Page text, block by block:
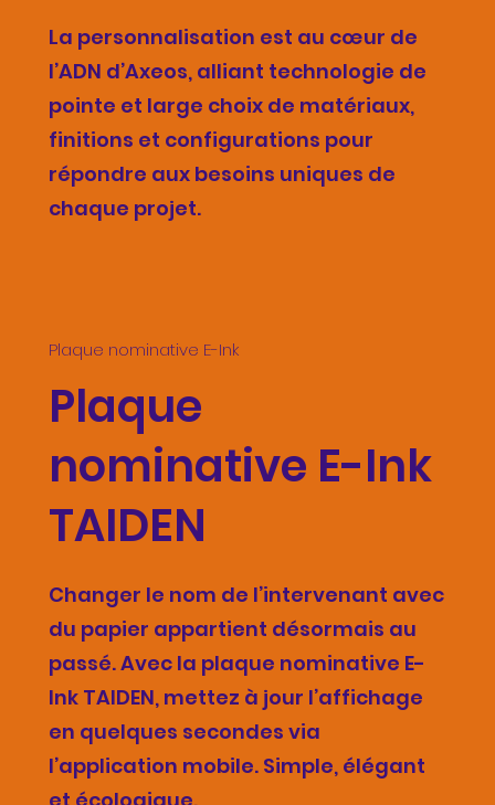
La personnalisation est au cœur de
l’ADN d’Axeos, alliant technologie de
pointe et large choix de matériaux,
finitions et configurations pour
répondre aux besoins uniques de
chaque projet.
Plaque nominative E-Ink
Plaque
nominative E-Ink
TAIDEN
Changer le nom de l’intervenant avec
du papier appartient désormais au
passé. Avec la plaque nominative E-
Ink TAIDEN, mettez à jour l’affichage
en quelques secondes via
l’application mobile. Simple, élégant